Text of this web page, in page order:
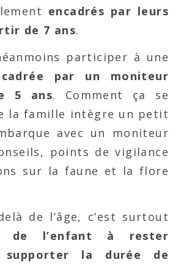
encadrés par leurs
de 7 ans.
participer à une
par un moniteur
5 ans. Comment ça se
la famille intègre un petit
avec un moniteur
points de vigilance
sur la faune et la flore
de l’âge, c’est surtout
de l’enfant à rester
la durée de